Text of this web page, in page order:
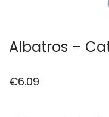
Albatros –
€6.09